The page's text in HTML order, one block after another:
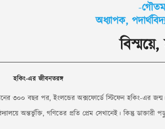
-গৌতম
অধ্যাপক,
বিস্ময়ে,
হকিং-এর জীবনতরঙ্গ
৩০০ বছর পর, ইংলন্ডের অক্সফোর্ডে স্টিফেন হকিং-এর জন্ম।
অন্তর্ভুক্তি, গণিতের প্রতি প্রেম সেখানেই। কিন্তু ডাক্তারী